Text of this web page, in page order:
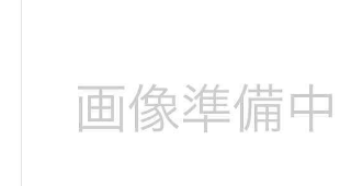
ほしいもの
お知らせ